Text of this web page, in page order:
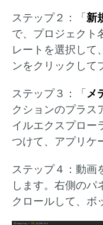
ステップ２：「新
で、プロジェクト
レートを選択して
ンをクリックして
ステップ３：「メ
クションのプラス
イルエクスプロー
つけて、アプリケ
ステップ４：動画
します。右側のパ
クロールして、ボ